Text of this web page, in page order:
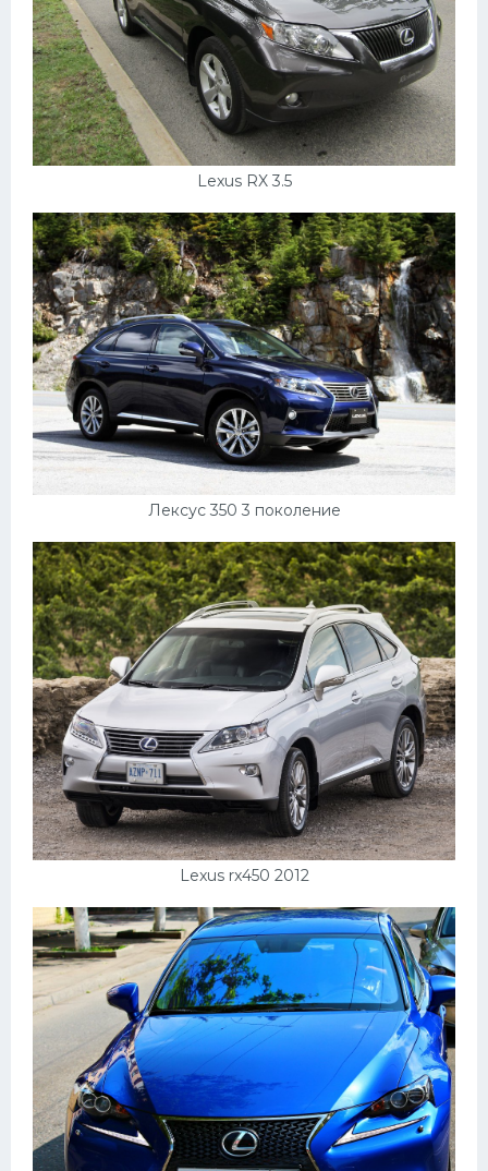
Lexus RX 3.5
Лексус 350 3 поколение
Lexus rx450 2012
Вольво
БМВ
МАЗ
Сузуки
Фольксваген
Лексус
Дэу
Скания
Форд
Черри
Джили
Хавал
Инфинити
ЛУАЗ
Фиат
Ситроен
Субару
Опель
Подводные лодки
Митсубиси
Танки
Крайслер
Порше
Самолеты
Корабли
Комплектующие
Тойота